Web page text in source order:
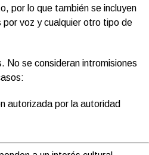
por lo que también se incluyen
por voz y cualquier otro tipo de
No se consideran intromisiones
autorizada por la autoridad